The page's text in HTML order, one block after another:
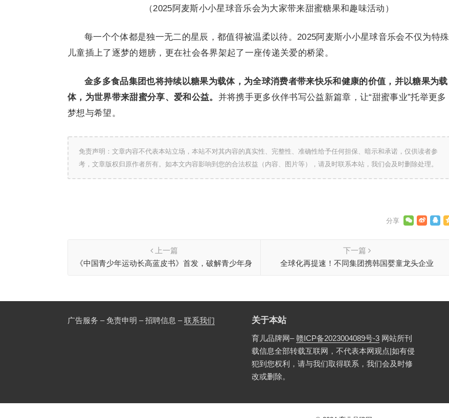
（2025阿麦斯小小星球音乐会为大家带来甜蜜糖果和趣味活动）
每一个个体都是独一无二的星辰，都值得被温柔以待。2025阿麦斯小小星球音乐会不仅为特殊
儿童插上了逐梦的翅膀，更在社会各界架起了一座传递关爱的桥梁。
金多多食品集团也将持续以糖果为载体，为全球消费者带来快乐和健康的价值，并以糖果为载
体，为世界带来甜蜜分享、爱和公益。 并将携手更多伙伴书写公益新篇章，让“甜蜜事业”托举更多
梦想与希望。
免责声明：文章内容不代表本站立场，本站不对其内容的真实性、完整性、准确性给予任何担保、暗示和承诺，仅供读者参
考，文章版权归原作者所有。如本文内容影响到您的合法权益（内容、图片等），请及时联系本站，我们会及时删除处理。
上一篇
《中国青少年运动长高蓝皮书》首发，破解青少年身
下一篇
全球化再提速！不同集团携韩国婴童龙头企业
广告服务 – 免责申明 – 招聘信息 –联系我们 关于本站
育儿品牌网–赣ICP备2023004089号-3 网站所刊
载信息全部转载互联网，不代表本网观点|如有侵
犯到您权利，请与我们取得联系，我们会及时修
改或删除。